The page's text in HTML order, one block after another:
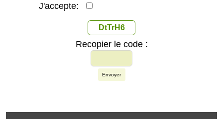
J'accepte:
DtTrH6
Recopier le code :
Envoyer